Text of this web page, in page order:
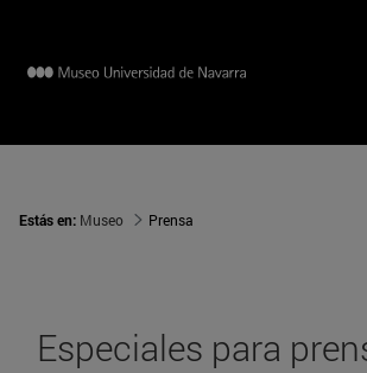
Estás en: Museo Prensa
Especiales para